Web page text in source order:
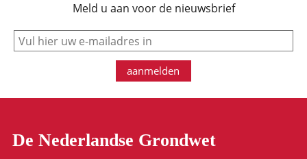
Meld u aan voor de nieuwsbrief
e-mail
aanmelden
De Nederlandse Grondwet